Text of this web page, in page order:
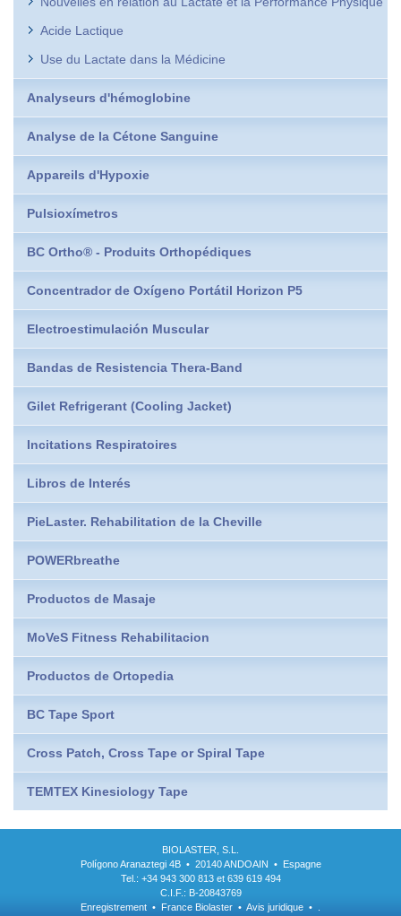
Acide Lactique
Use du Lactate dans la Médicine
Analyseurs d'hémoglobine
Analyse de la Cétone Sanguine
Appareils d'Hypoxie
Pulsioxímetros
BC Ortho® - Produits Orthopédiques
Concentrador de Oxígeno Portátil Horizon P5
Electroestimulación Muscular
Bandas de Resistencia Thera-Band
Gilet Refrigerant (Cooling Jacket)
Incitations Respiratoires
Libros de Interés
PieLaster. Rehabilitation de la Cheville
POWERbreathe
Productos de Masaje
MoVeS Fitness Rehabilitacion
Productos de Ortopedia
BC Tape Sport
Cross Patch, Cross Tape or Spiral Tape
TEMTEX Kinesiology Tape
BIOLASTER, S.L.
Polígono Aranaztegi 4B • 20140 ANDOAIN • Espagne
Tel.: +34 943 300 813 et 639 619 494
C.I.F.: B-20843769
Enregistrement • France Biolaster • Avis juridique •